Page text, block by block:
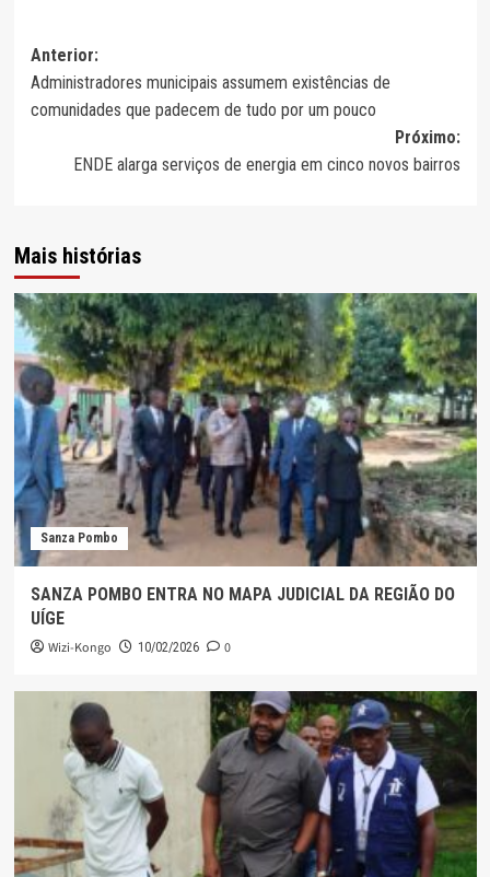
Navegação
de
Anterior:
Administradores municipais assumem existências de
comunidades que padecem de tudo por um pouco
Próximo:
ENDE alarga serviços de energia em cinco novos bairros
Mais histórias
Sanza Pombo
SANZA POMBO ENTRA NO MAPA JUDICIAL DA REGIÃO DO
UÍGE
Wizi-Kongo 10/02/2026 0